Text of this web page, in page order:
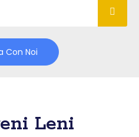
Con Noi
Leni